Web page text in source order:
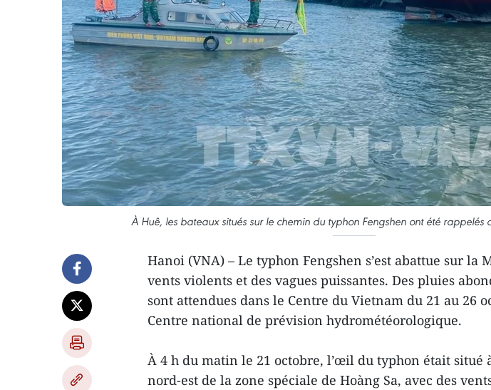
À Huê, les bateaux situés sur le chemin du typhon Fengshen ont été rappelés
Hanoi (VNA) – Le typhon Fengshen s’est abattue sur la
vents violents et des vagues puissantes. Des pluies
sont attendues dans le Centre du Vietnam du 21 au 26
Centre national de prévision hydrométéorologique.
À 4 h du matin le 21 octobre, l’œil du typhon était situé
nord-est de la zone spéciale de Hoàng Sa, avec des